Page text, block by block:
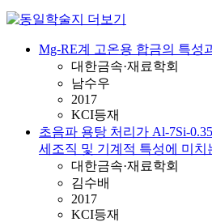
Mg-RE계 고온용 합금의 특성
대한금속·재료학회
남수우
2017
KCI등재
초음파 용탕 처리가 Al-7Si-
세조직 및 기계적 특성에 미치
대한금속·재료학회
김수배
2017
KCI등재